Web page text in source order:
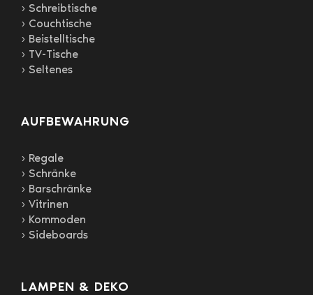
› Schreibtische
› Couchtische
› Beistelltische
› TV-Tische
› Seltenes
AUFBEWAHRUNG
› Regale
› Schränke
› Barschränke
› Vitrinen
› Kommoden
› Sideboards
LAMPEN & DEKO